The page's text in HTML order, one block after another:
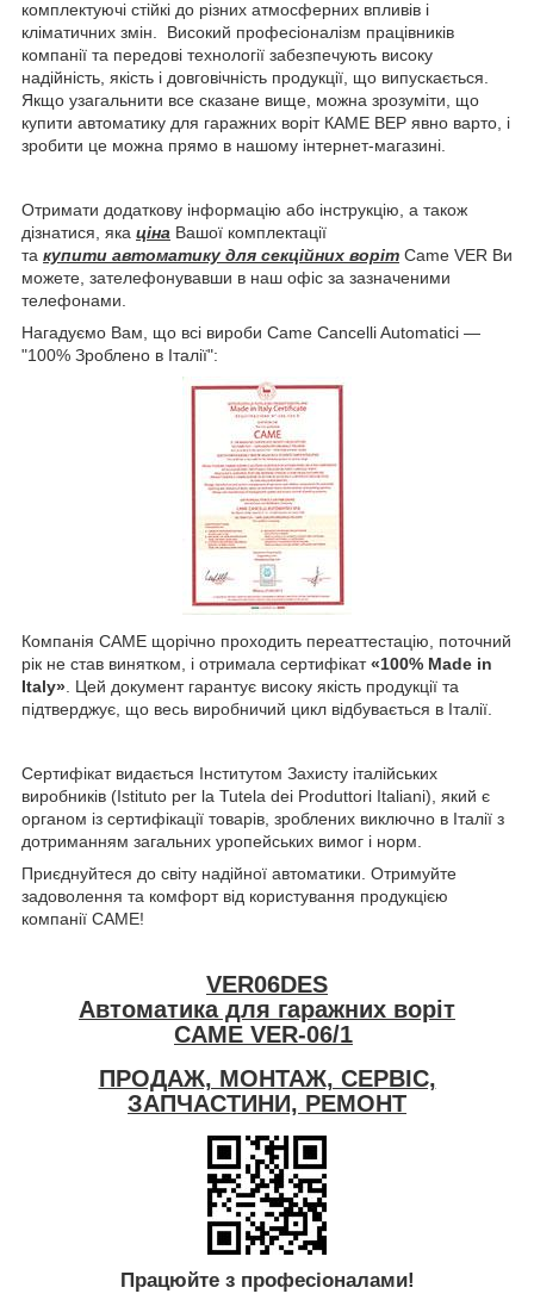
комплектуючі стійкі до різних атмосферних впливів і
кліматичних змін. Високий професіоналізм працівників
компанії та передові технології забезпечують високу
надійність, якість і довговічність продукції, що випускається.
Якщо узагальнити все сказане вище, можна зрозуміти, що
купити автоматику для гаражних воріт КАМЕ ВЕР явно варто, і
зробити це можна прямо в нашому інтернет-магазині.
Отримати додаткову інформацію або інструкцію, а також
дізнатися, яка ціна Вашої комплектації
та купити автоматику для секційних воріт Came VER Ви
можете, зателефонувавши в наш офіс за зазначеними
телефонами.
Нагадуємо Вам, що всі вироби Came Cancelli Automatici —
"100% Зроблено в Італії":
Компанія CAME щорічно проходить переаттестацію, поточний
рік не став винятком, і отримала сертифікат«100% Made in
Italy». Цей документ гарантує високу якість продукції та
підтверджує, що весь виробничий цикл відбувається в Італії.
Сертифікат видається Інститутом Захисту італійських
виробників (Istituto per la Tutela dei Produttori Italiani), який є
органом із сертифікації товарів, зроблених виключно в Італії з
дотриманням загальних уропейських вимог і норм.
Приєднуйтеся до світу надійної автоматики. Отримуйте
задоволення та комфорт від користування продукцією
компанії CAME!
VER06DES
Автоматика для гаражних воріт
CAME VER-06/1
ПРОДАЖ, МОНТАЖ, СЕРВІС,
ЗАПЧАСТИНИ, РЕМОНТ
Працюйте з професіоналами!